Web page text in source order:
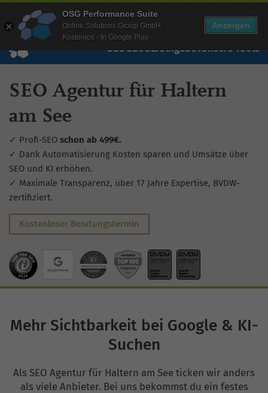
Wissen Free Checks Über uns Free Account
SEOGEOSEAAngebotUnsere Tools
SEO Agentur für Haltern
am See
✓ Profi-SEO schon ab 499€.
✓ Dank Automatisierung Kosten sparen und Umsätze über
SEO und KI erhöhen.
✓ Maximale Transparenz, über 17 Jahre Expertise, BVDW-
zertifiziert.
Kostenloser Beratungstermin
Mehr Sichtbarkeit bei Google & KI-
Suchen
Als SEO Agentur für Haltern am See ticken wir anders
als viele Anbieter. Bei uns bekommst du ein festes
OSG Performance Suite
Online Solutions Group GmbH
Kostenlos - In Google Play
Anzeigen